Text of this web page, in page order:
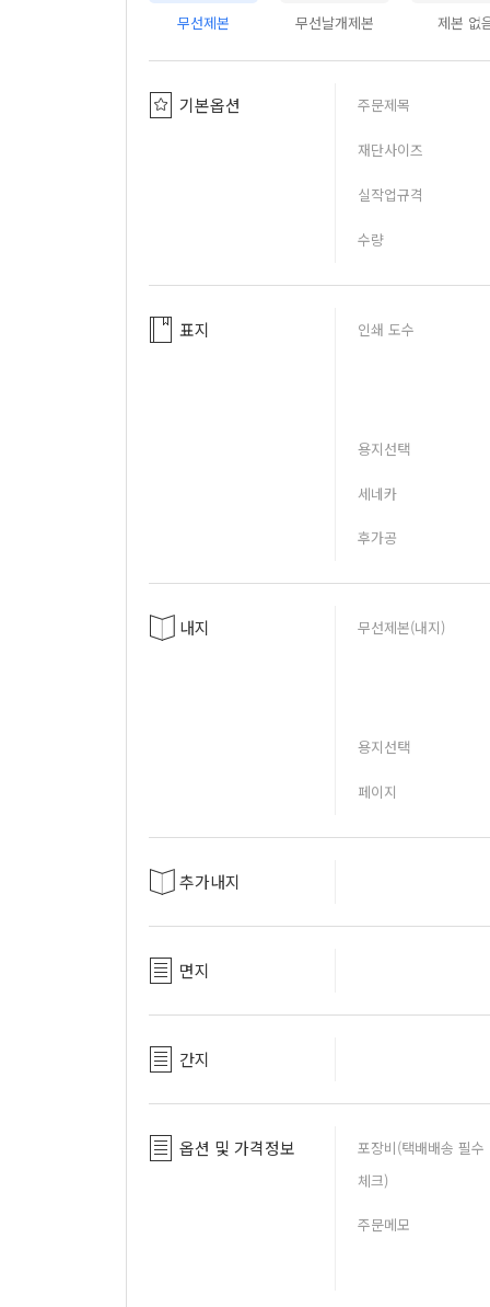
무선제본 무선날개제본 제본 없
기본옵션 주문제목
재단사이즈
실작업규격
수량
표지 인쇄 도수
용지선택
세네카
후가공
내지 무선제본(내지)
용지선택
페이지
추가내지
면지
간지
옵션 및 가격정보
포장비(택배배송 필수
체크)
주문메모